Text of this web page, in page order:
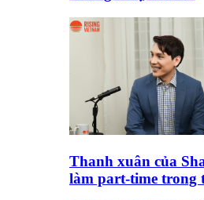
Thanh xuân của
làm part-time trong